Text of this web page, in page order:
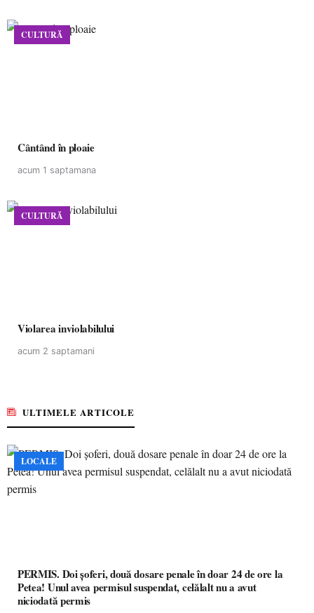
CULTURĂ
Cântând în ploaie
acum 1 saptamana
CULTURĂ
Violarea inviolabilului
acum 2 saptamani
ULTIMELE ARTICOLE
LOCALE
PERMIS. Doi șoferi, două dosare penale în doar 24 de ore la
Petea! Unul avea permisul suspendat, celălalt nu a avut
niciodată permis